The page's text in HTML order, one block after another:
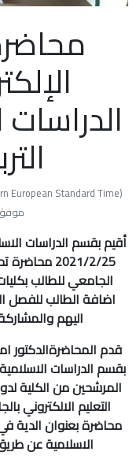
أقيم بقسم الدراسات
2021/2/25
الجامعي للطالب
اضافة الطالب للفصل
اليهم
قدم المحاضرةالدكتور
بقسم الدراسات
المرشحين من الكلية
التعليم الالكتروني
محاضرة بعنوان الدية
الاسلامية عن